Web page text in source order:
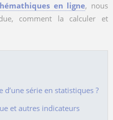
en ligne, nous
comment la calculer et
d’une série en statistiques ?
et autres indicateurs